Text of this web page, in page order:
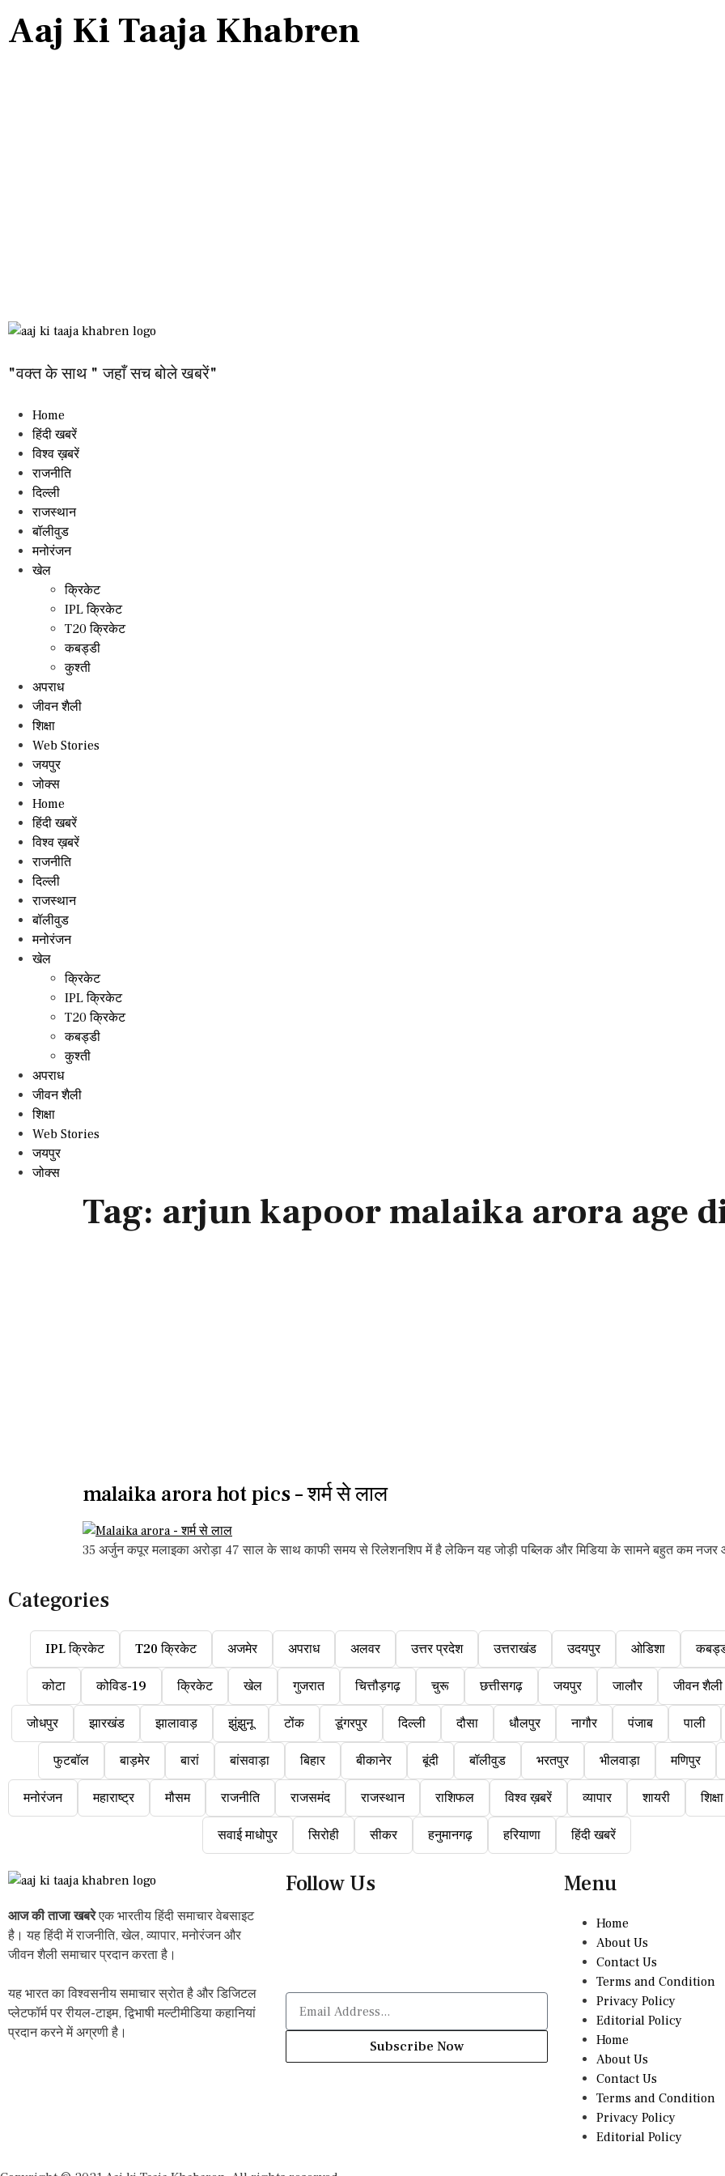
Aaj Ki Taaja Khabren
"वक्त के साथ " जहाँ सच बोले खबरें"
Home
हिंदी खबरें
विश्व ख़बरें
राजनीति
दिल्ली
राजस्थान
बॉलीवुड
मनोरंजन
खेल
क्रिकेट
IPL क्रिकेट
T20 क्रिकेट
कबड्डी
कुश्ती
अपराध
जीवन शैली
शिक्षा
Web Stories
जयपुर
जोक्स
Home
हिंदी खबरें
विश्व ख़बरें
राजनीति
दिल्ली
राजस्थान
बॉलीवुड
मनोरंजन
खेल
क्रिकेट
IPL क्रिकेट
T20 क्रिकेट
कबड्डी
कुश्ती
अपराध
जीवन शैली
शिक्षा
Web Stories
जयपुर
जोक्स
Tag: arjun kapoor malaika arora age
malaika arora hot pics – शर्म से लाल
35 अर्जुन कपूर मलाइका अरोड़ा 47 साल के साथ काफी समय से रिलेशनशिप में है लेकिन यह जोड़ी पब्लिक और मिडिया के सामने बहुत कम
Categories
IPL क्रिकेट T20 क्रिकेट अजमेर अपराध अलवर उत्तर प्रदेश उत्तराखंड उदयपुर ओडिशा
कोटा कोविड-19 क्रिकेट खेल गुजरात चित्तौड़गढ़ चुरू छत्तीसगढ़ जयपुर जालौर जीवन शैली
जोधपुर झारखंड झालावाड़ झुंझुनू टोंक डूंगरपुर दिल्ली दौसा धौलपुर नागौर पंजाब पाली
फुटबॉल बाड़मेर बारां बांसवाड़ा बिहार बीकानेर बूंदी बॉलीवुड भरतपुर भीलवाड़ा मणिपुर
मनोरंजन महाराष्ट्र मौसम राजनीति राजसमंद राजस्थान राशिफल विश्व ख़बरें व्यापार शायरी शिक्षा
सवाई माधोपुर सिरोही सीकर हनुमानगढ़ हरियाणा हिंदी खबरें
आज की ताजा खबरेएक भारतीय हिंदी समाचार वेबसाइट
है। यह हिंदी में राजनीति, खेल, व्यापार, मनोरंजन और
जीवन शैली समाचार प्रदान करता है।
यह भारत का विश्वसनीय समाचार स्रोत है और डिजिटल
प्लेटफॉर्म पर रीयल-टाइम, द्विभाषी मल्टीमीडिया कहानियां
प्रदान करने में अग्रणी है।
Follow Us
Subscribe Now
Menu
Home
About Us
Contact Us
Terms and Condition
Privacy Policy
Editorial Policy
Home
About Us
Contact Us
Terms and Condition
Privacy Policy
Editorial Policy